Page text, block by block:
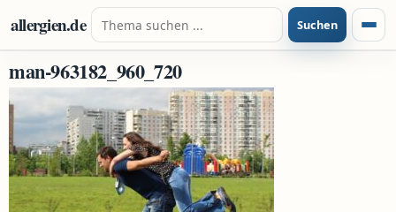
Zum Inhalt springen
allergien.de Suche nach: Suchen
man-963182_960_720